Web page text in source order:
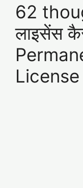
62
लाइसेंस